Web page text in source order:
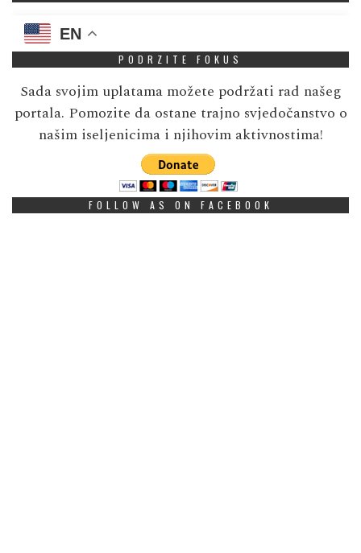
EN
PODRZITE FOKUS
Sada svojim uplatama možete podržati rad našeg
portala. Pomozite da ostane trajno svjedočanstvo o
našim iseljenicima i njihovim aktivnostima!
FOLLOW AS ON FACEBOOK